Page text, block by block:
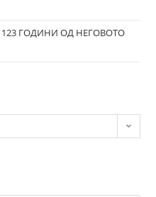
123 ГОДИНИ ОД НЕГОВОТО